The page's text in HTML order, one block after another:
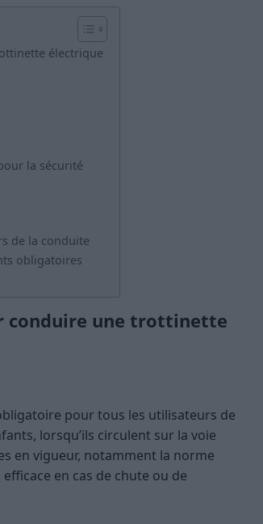
électrique
la sécurité
de la conduite
obligatoires
conduire une trottinette
pour tous les utilisateurs de
lorsqu’ils circulent sur la voie
en vigueur, notamment la norme
en cas de chute ou de